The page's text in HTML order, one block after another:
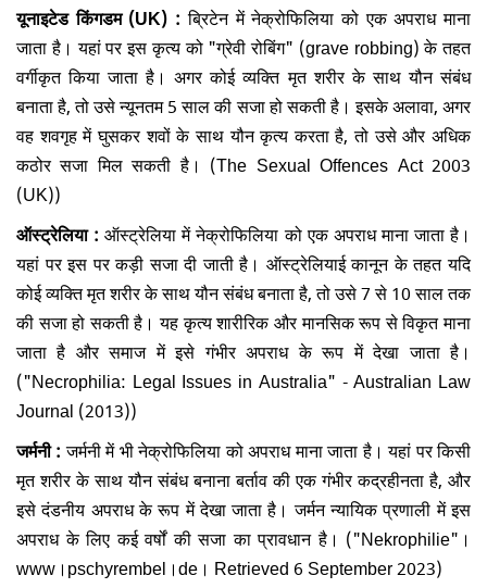
यूनाइटेड किंगडम (UK) :ब्रिटेन में नेक्रोफिलिया को एक अपराध माना
जाता है। यहां पर इस कृत्य को "ग्रेवी रोबिंग" (grave robbing) के तहत
वर्गीकृत किया जाता है। अगर कोई व्यक्ति मृत शरीर के साथ यौन संबंध
बनाता है, तो उसे न्यूनतम 5 साल की सजा हो सकती है। इसके अलावा, अगर
वह शवगृह में घुसकर शवों के साथ यौन कृत्य करता है, तो उसे और अधिक
कठोर सजा मिल सकती है। (The Sexual Offences Act 2003
(UK))
ऑस्ट्रेलिया :ऑस्ट्रेलिया में नेक्रोफिलिया को एक अपराध माना जाता है।
यहां पर इस पर कड़ी सजा दी जाती है। ऑस्ट्रेलियाई कानून के तहत यदि
कोई व्यक्ति मृत शरीर के साथ यौन संबंध बनाता है, तो उसे 7 से 10 साल तक
की सजा हो सकती है। यह कृत्य शारीरिक और मानसिक रूप से विकृत माना
जाता है और समाज में इसे गंभीर अपराध के रूप में देखा जाता है।
("Necrophilia: Legal Issues in Australia" - Australian Law
Journal (2013))
जर्मनी :जर्मनी में भी नेक्रोफिलिया को अपराध माना जाता है। यहां पर किसी
मृत शरीर के साथ यौन संबंध बनाना बर्ताव की एक गंभीर कद्रहीनता है, और
इसे दंडनीय अपराध के रूप में देखा जाता है। जर्मन न्यायिक प्रणाली में इस
अपराध के लिए कई वर्षों की सजा का प्रावधान है। ("Nekrophilie"।
www।pschyrembel।de। Retrieved 6 September 2023)